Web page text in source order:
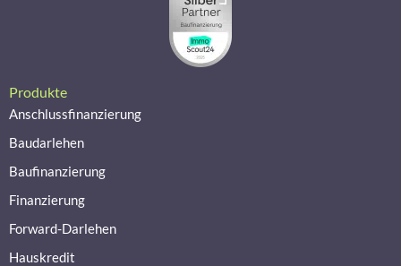
Produkte
Anschlussfinanzierung
Baudarlehen
Baufinanzierung
Finanzierung
Forward-Darlehen
Hauskredit